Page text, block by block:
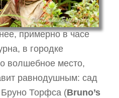
примерно в часе
в городке
волшебное место,
равнодушным: сад
Бруно Торфса (Bruno’s